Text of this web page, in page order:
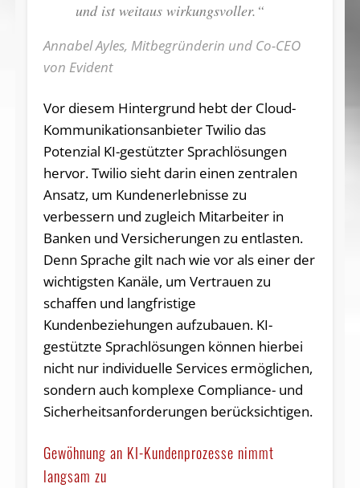
und ist weitaus wirkungsvoller.“
Annabel Ayles, Mitbegründerin und Co-CEO
von Evident
Vor diesem Hintergrund hebt der Cloud-
Kommunikationsanbieter Twilio das
Potenzial KI-gestützter Sprachlösungen
hervor. Twilio sieht darin einen zentralen
Ansatz, um Kundenerlebnisse zu
verbessern und zugleich Mitarbeiter in
Banken und Versicherungen zu entlasten.
Denn Sprache gilt nach wie vor als einer der
wichtigsten Kanäle, um Vertrauen zu
schaffen und langfristige
Kundenbeziehungen aufzubauen. KI-
gestützte Sprachlösungen können hierbei
nicht nur individuelle Services ermöglichen,
sondern auch komplexe Compliance- und
Sicherheitsanforderungen berücksichtigen.
Gewöhnung an KI-Kundenprozesse nimmt
langsam zu